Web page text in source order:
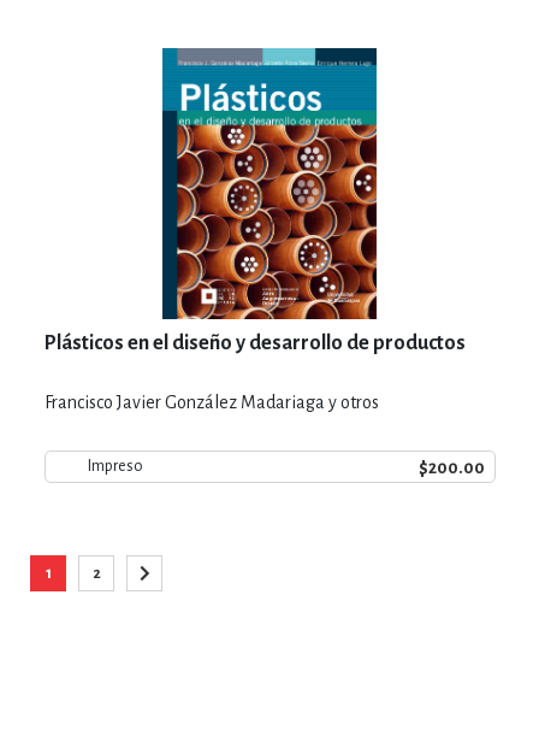
Plásticos en el diseño y desarrollo de productos
Francisco Javier González Madariaga y otros
Impreso $200.00
Está viendo la página
1
Página
2
Página
Siguiente